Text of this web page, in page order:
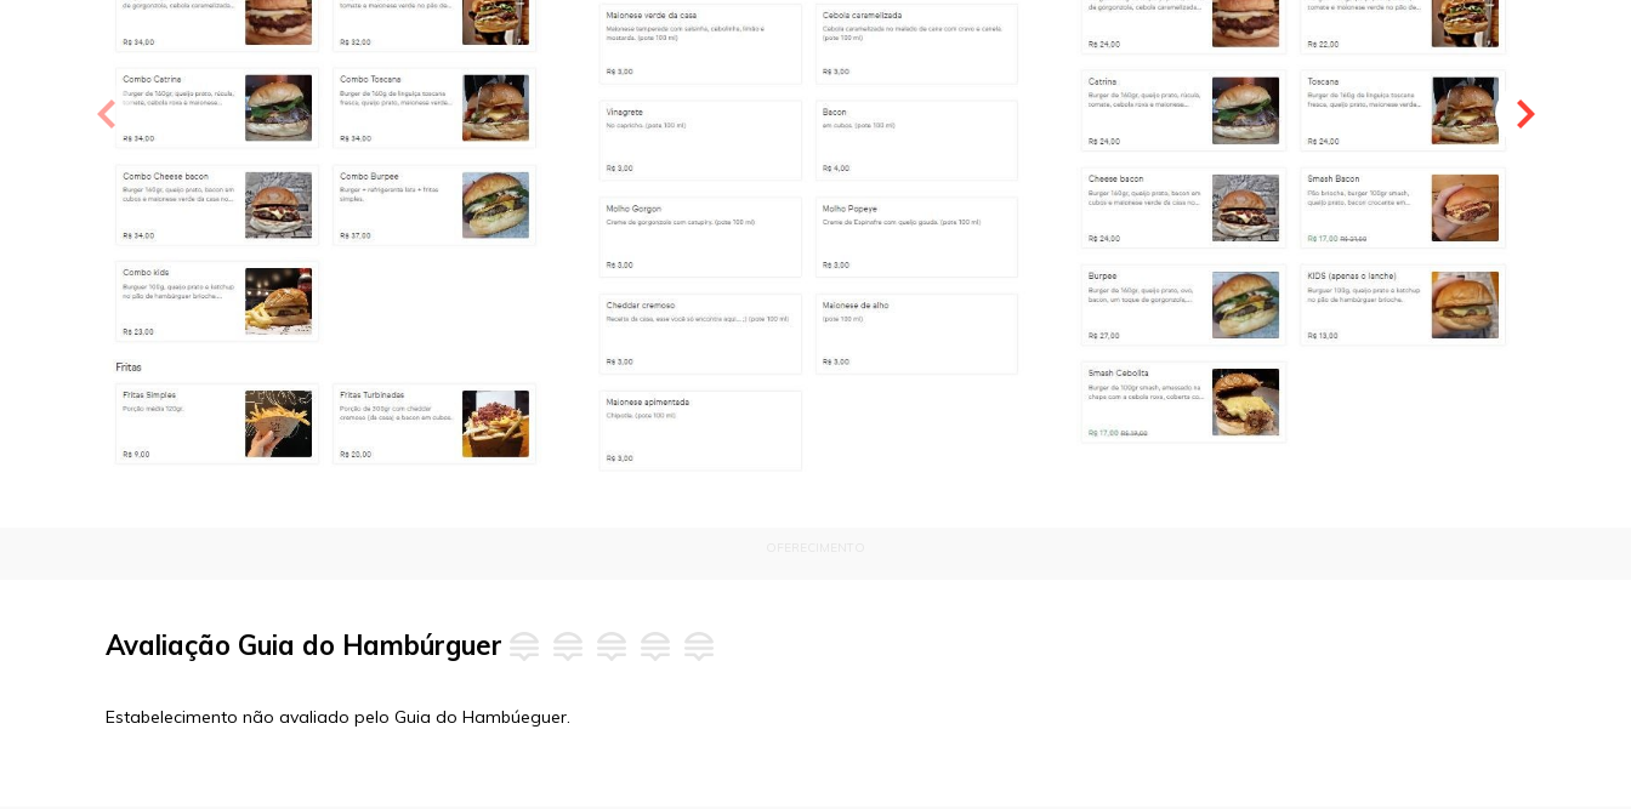
Avaliação Guia do Hambúrguer
Estabelecimento não avaliado pelo Guia do Hambúeguer.